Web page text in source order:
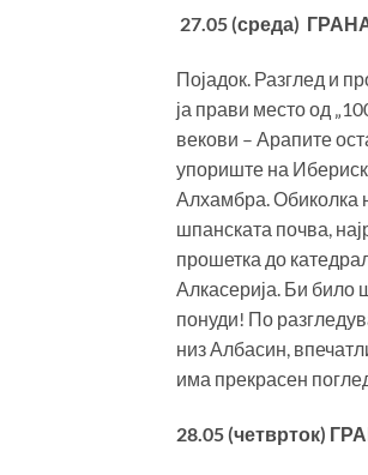
27.05
Појадок. Разглед и
ја прави место од
векови – Арапите
упориште на
Алхамбра. Обиколка
шпанската почва,
прошетка до
Алкасерија. Би било
понуди! По
низ Албасин,
има прекрасен
28.05 (четврток)